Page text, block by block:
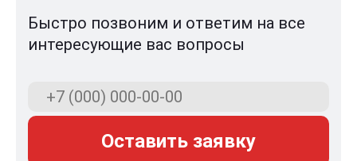
Быстро позвоним и ответим на все
интересующие вас вопросы
Оставить заявку